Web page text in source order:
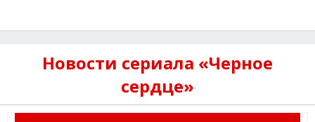
Новости сериала «Черное
сердце»